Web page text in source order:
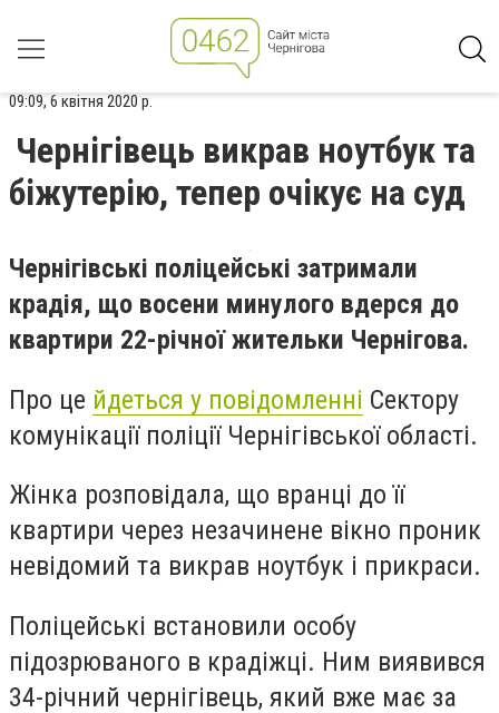
09:09, 6 квітня 2020 р.
Чернігівець викрав ноутбук та
біжутерію, тепер очікує на суд
Чернігівські поліцейські затримали
крадія, що восени минулого вдерся до
квартири 22-річної жительки Чернігова.
Про це йдеться у повідомленні Сектору
комунікації поліції Чернігівської області.
Жінка розповідала, що вранці до її
квартири через незачинене вікно проник
невідомий та викрав ноутбук і прикраси.
Поліцейські встановили особу
підозрюваного в крадіжці. Ним виявився
34-річний чернігівець, який вже має за